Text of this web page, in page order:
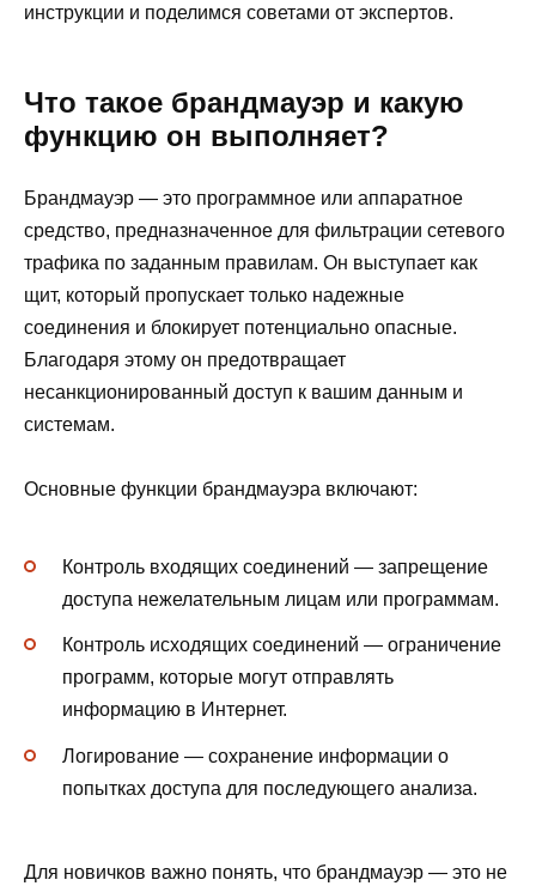
инструкции и поделимся советами от экспертов.
Что такое брандмауэр и какую
функцию он выполняет?
Брандмауэр — это программное или аппаратное
средство, предназначенное для фильтрации сетевого
трафика по заданным правилам. Он выступает как
щит, который пропускает только надежные
соединения и блокирует потенциально опасные.
Благодаря этому он предотвращает
несанкционированный доступ к вашим данным и
системам.
Основные функции брандмауэра включают:
Контроль входящих соединений — запрещение
доступа нежелательным лицам или программам.
Контроль исходящих соединений — ограничение
программ, которые могут отправлять
информацию в Интернет.
Логирование — сохранение информации о
попытках доступа для последующего анализа.
Для новичков важно понять, что брандмауэр — это не